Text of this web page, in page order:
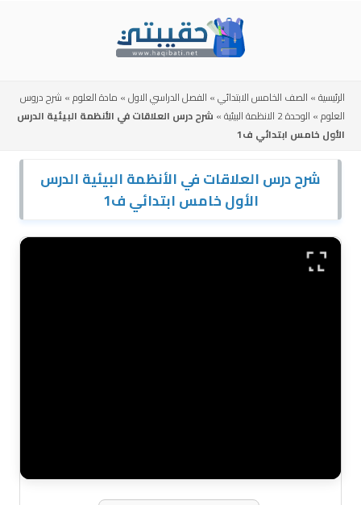
الرئيسية» الصف الخامس الابتدائي» الفصل الدراسي الاول» مادة العلوم» شرح دروس
العلوم» الوحدة 2 الانظمة البيئية » شرح درس العلاقات في الأنظمة البيئية الدرس
الأول خامس ابتدائي ف1
شرح درس العلاقات في الأنظمة البيئية الدرس
الأول خامس ابتدائي ف1